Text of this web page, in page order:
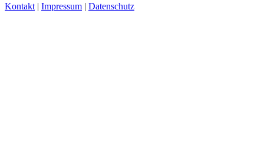
Kontakt | Impressum | Datenschutz